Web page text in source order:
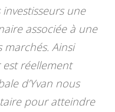
une
associée à une
Ainsi
réellement
d’Yvan nous
pour atteindre